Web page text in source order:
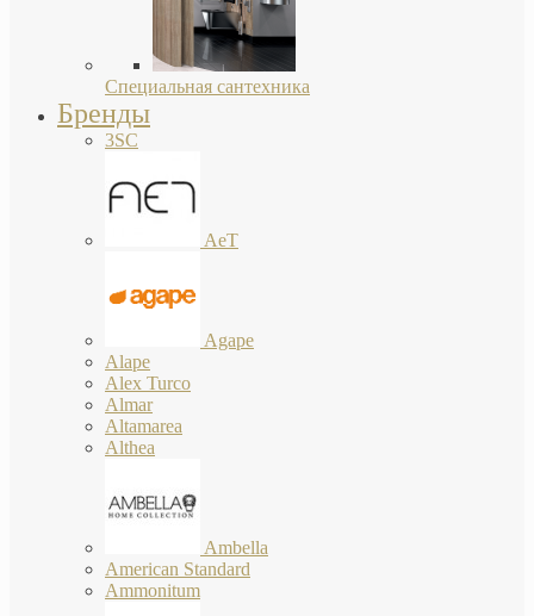
Специальная сантехника
Бренды
3SC
AeT
Agape
Alape
Alex Turco
Almar
Altamarea
Althea
Ambella
American Standard
Ammonitum